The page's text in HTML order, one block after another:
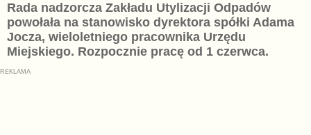
Rada nadzorcza Zakładu Utylizacji Odpadów
powołała na stanowisko dyrektora spółki Adama
Jocza, wieloletniego pracownika Urzędu
Miejskiego. Rozpocznie pracę od 1 czerwca.